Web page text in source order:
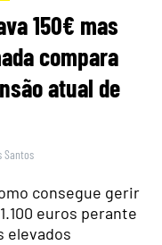
150€ mas
compara
atual de
Santos
consegue gerir
euros perante
elevados